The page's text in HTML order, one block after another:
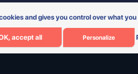
Projets
and gives you control over what
accept all Personalize